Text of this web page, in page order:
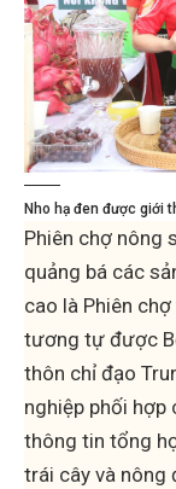
Nho hạ đen được giới
Phiên chợ nông
quảng bá các
cao là Phiên
tương tự được
thôn chỉ đạo
nghiệp phối
thông tin tổng
trái cây và nông